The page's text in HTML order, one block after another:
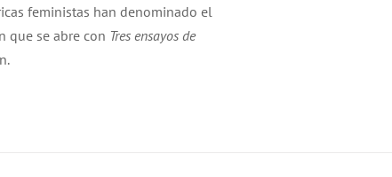
feministas han denominado el
que se abre con Tres ensayos de